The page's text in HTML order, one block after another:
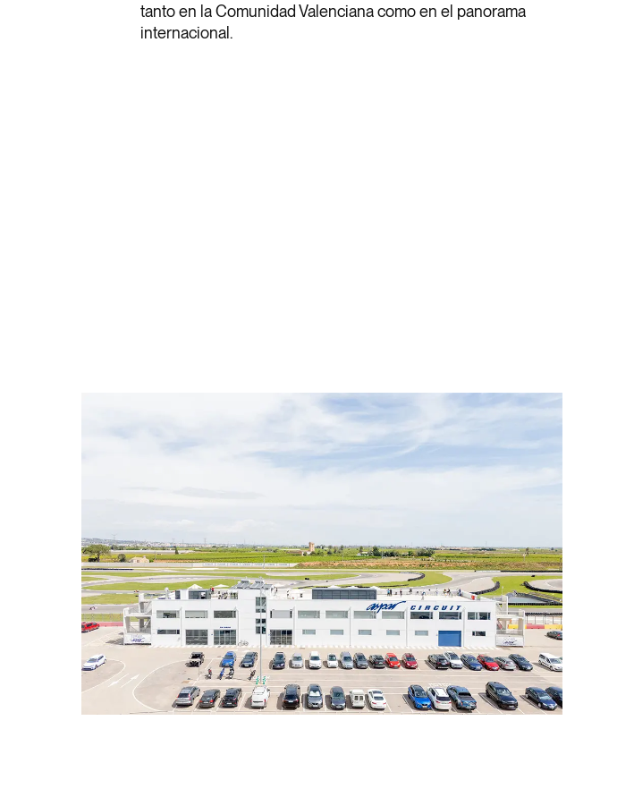
tanto en la Comunidad Valenciana como en el panorama
internacional.